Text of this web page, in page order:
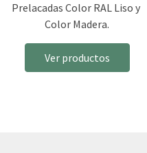
Prelacadas Color RAL Liso y
Color Madera.
Ver productos